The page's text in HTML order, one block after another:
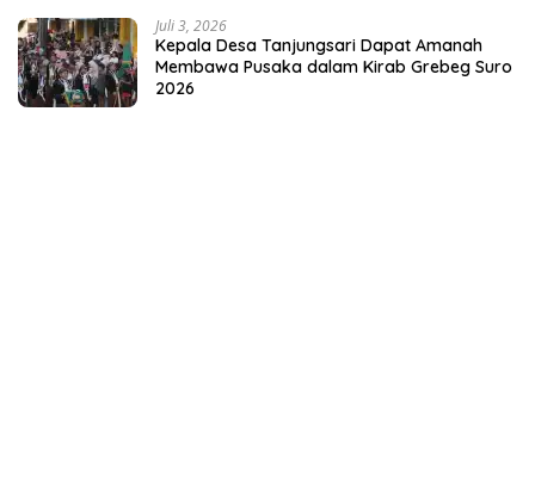
Juli 3, 2026
Kepala Desa Tanjungsari Dapat Amanah
Membawa Pusaka dalam Kirab Grebeg Suro
2026